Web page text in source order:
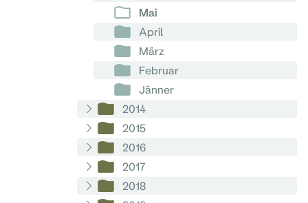
Mai
April
März
Februar
Jänner
2014
2015
2016
2017
2018